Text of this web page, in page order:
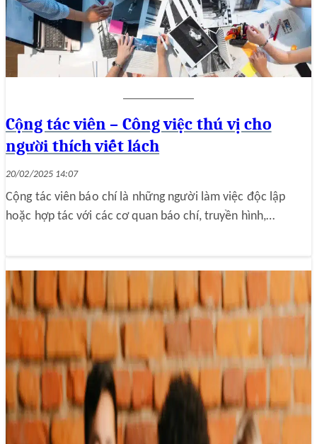
Cộng tác viên – Công việc thú vị cho
người thích viết lách
20/02/2025 14:07
Cộng tác viên báo chí là những người làm việc độc lập
hoặc hợp tác với các cơ quan báo chí, truyền hình,…